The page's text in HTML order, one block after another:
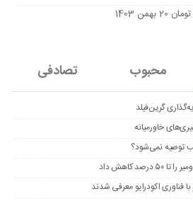
1403
محبوب تصادفی
گرین‌فیلد
خاورمیانه
توصیه نمی‌شود؟
کاهش داد
اکودرایو معرفی شدند